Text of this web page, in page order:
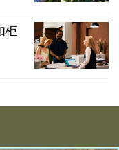
柜